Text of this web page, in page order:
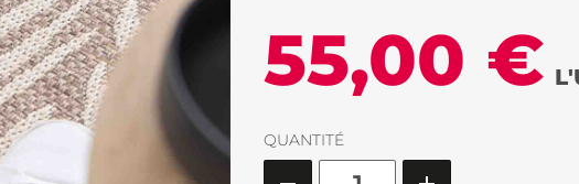
55,00 €
QUANTITÉ